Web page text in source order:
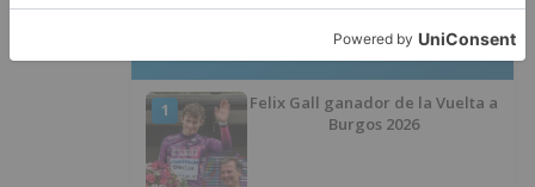
LO ÚLTIMO
1
Felix Gall ganador de la Vuelta a
Burgos 2026